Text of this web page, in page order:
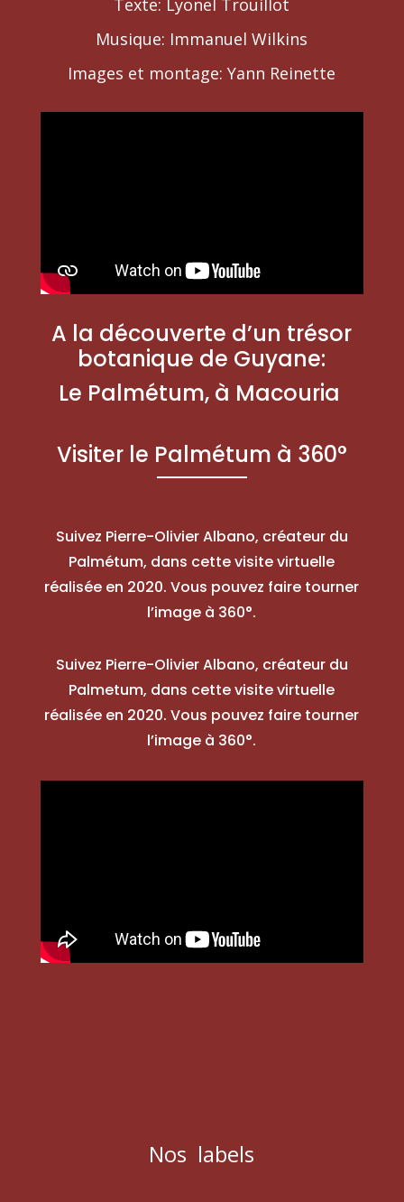
Texte: Lyonel Trouillot
Musique: Immanuel Wilkins
Images et montage: Yann Reinette
A la découverte d’un trésor
botanique de Guyane:
Le Palmétum, à Macouria
Visiter le Palmétum à 360°
Suivez Pierre-Olivier Albano, créateur du
Palmétum, dans cette visite virtuelle
réalisée en 2020. Vous pouvez faire tourner
l’image à 360°.
Suivez Pierre-Olivier Albano, créateur du
Palmetum, dans cette visite virtuelle
réalisée en 2020. Vous pouvez faire tourner
l’image à 360°.
Nos labels